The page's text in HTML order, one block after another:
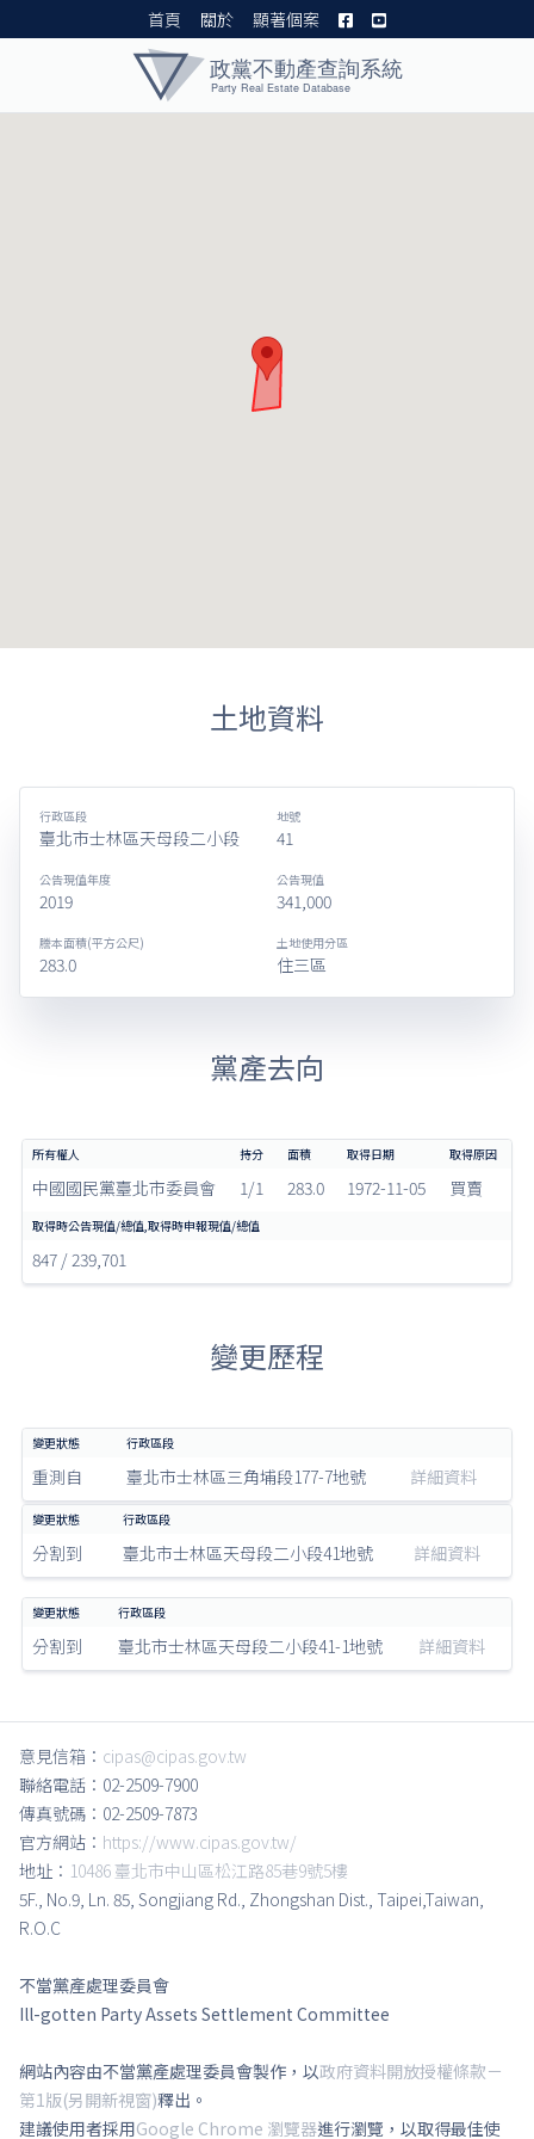
首頁 關於 顯著個案
土地資料
行政區段
臺北市士林區天母段二小段
地號
41
公告現值年度
2019
公告現值
341,000
謄本面積(平方公尺)
283.0
土地使用分區
住三區
黨產去向
中國國民黨臺北市委員會 1/1 283.0 1972-11-05 買賣
847 / 239,701
變更歷程
重測自 臺北市士林區三角埔段177-7地號 詳細資料
分割到 臺北市士林區天母段二小段41地號 詳細資料
分割到 臺北市士林區天母段二小段41-1地號 詳細資料
意見信箱： cipas@cipas.gov.tw
聯絡電話：02-2509-7900
傳真號碼：02-2509-7873
官方網站： https://www.cipas.gov.tw/
地址： 10486 臺北市中山區松江路85巷9號5樓
5F., No.9, Ln. 85, Songjiang Rd., Zhongshan Dist., Taipei,Taiwan,
R.O.C
不當黨產處理委員會
Ill-gotten Party Assets Settlement Committee
網站內容由不當黨產處理委員會製作，以政府資料開放授權條款－
第1版(另開新視窗)釋出。
建議使用者採用Google Chrome 瀏覽器進行瀏覽，以取得最佳使